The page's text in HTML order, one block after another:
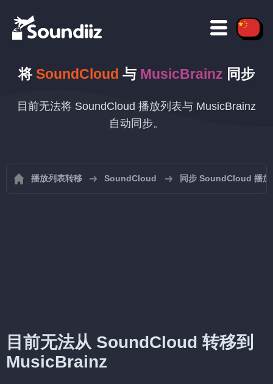
将 SoundCloud 与 MusicBrainz 同步
目前无法将 SoundCloud 播放列表与 MusicBrainz
自动同步。
播放列表转移 SoundCloud 同步 SoundCloud 播放
目前无法从 SoundCloud 转移到
MusicBrainz